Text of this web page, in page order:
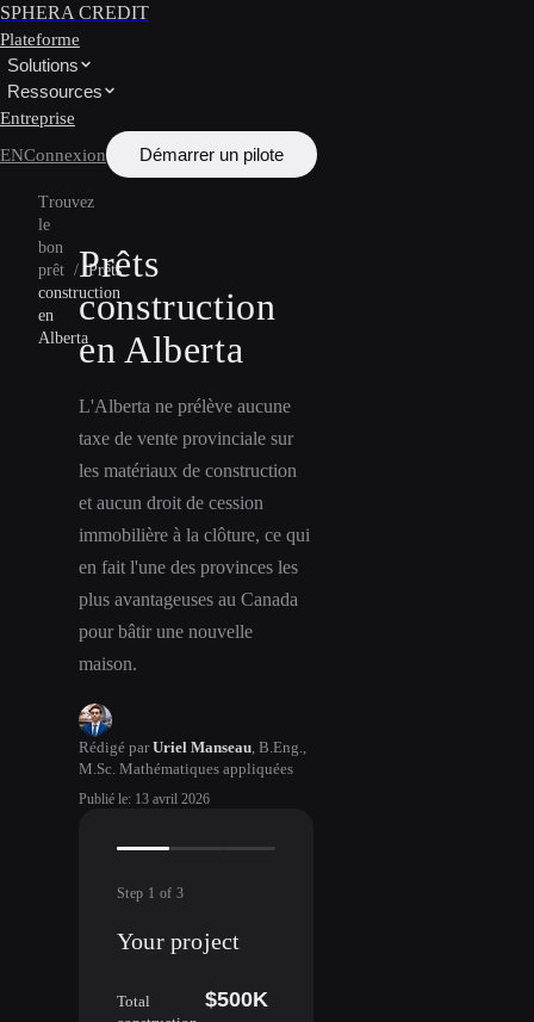
SPHERA CREDIT
Plateforme
Solutions
Ressources
Entreprise
ENConnexion Démarrer un pilote
Trouvez
le
bon
prêt / Prêts
construction
en
Alberta
Prêts
construction
en Alberta
L'Alberta ne prélève aucune
taxe de vente provinciale sur
les matériaux de construction
et aucun droit de cession
immobilière à la clôture, ce qui
en fait l'une des provinces les
plus avantageuses au Canada
pour bâtir une nouvelle
maison.
Rédigé par Uriel Manseau B.Eng.,
M.Sc. Mathématiques appliquées
Publié le: 13 avril 2026
Step 1 of 3
Your project
Total
$500K